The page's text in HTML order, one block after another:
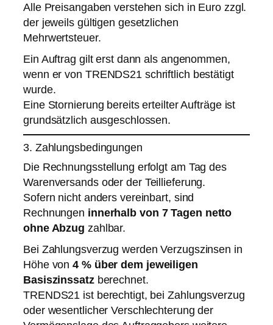
Alle Preisangaben verstehen sich in Euro zzgl.
der jeweils gültigen gesetzlichen
Mehrwertsteuer.
Ein Auftrag gilt erst dann als angenommen,
wenn er von TRENDS21 schriftlich bestätigt
wurde.
Eine Stornierung bereits erteilter Aufträge ist
grundsätzlich ausgeschlossen.
3. Zahlungsbedingungen
Die Rechnungsstellung erfolgt am Tag des
Warenversands oder der Teillieferung.
Sofern nicht anders vereinbart, sind
Rechnungen innerhalb von 7 Tagen netto
ohne Abzug zahlbar.
Bei Zahlungsverzug werden Verzugszinsen in
Höhe von4 % über dem jeweiligen
Basiszinssatzberechnet.
TRENDS21 ist berechtigt, bei Zahlungsverzug
oder wesentlicher Verschlechterung der